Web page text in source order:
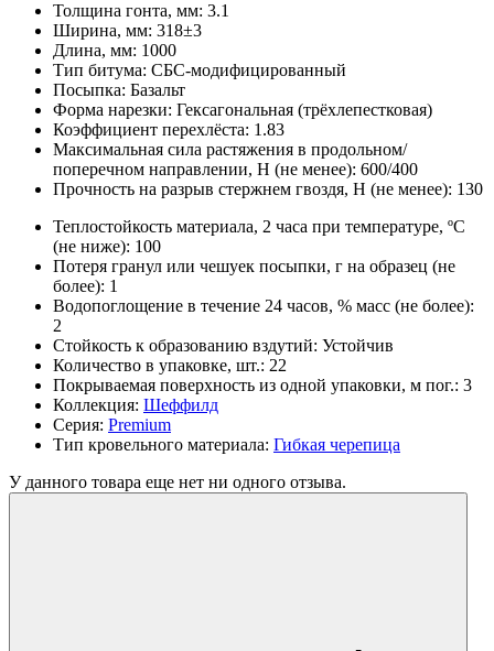
Толщина гонта, мм: 3.1
Ширина, мм: 318±3
Длина, мм: 1000
Тип битума: СБС-модифицированный
Посыпка: Базальт
Форма нарезки: Гексагональная (трёхлепестковая)
Коэффициент перехлёста: 1.83
Максимальная сила растяжения в продольном/
поперечном направлении, Н (не менее): 600/400
Прочность на разрыв стержнем гвоздя, Н (не менее): 130
Теплостойкость материала, 2 часа при температуре, ºС
(не ниже): 100
Потеря гранул или чешуек посыпки, г на образец (не
более): 1
Водопоглощение в течение 24 часов, % масс (не более):
2
Стойкость к образованию вздутий: Устойчив
Количество в упаковке, шт.: 22
Покрываемая поверхность из одной упаковки, м пог.: 3
Коллекция: Шеффилд
Серия: Premium
Тип кровельного материала: Гибкая черепица
У данного товара еще нет ни одного отзыва.